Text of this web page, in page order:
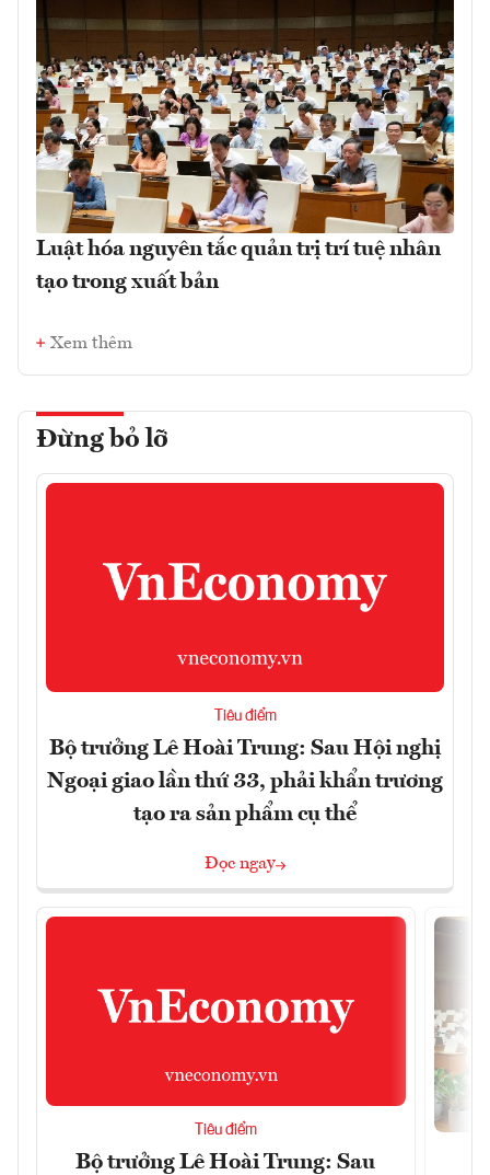
Luật hóa nguyên tắc quản trị trí tuệ nhân
tạo trong xuất bản
Xem thêm
Đừng bỏ lỡ
Tiêu điểm
Bộ trưởng Lê Hoài Trung: Sau Hội nghị
Ngoại giao lần thứ 33, phải khẩn trương
tạo ra sản phẩm cụ thể
Đọc ngay
Tiêu điểm
Bộ trưởng Lê Hoài Trung: Sau